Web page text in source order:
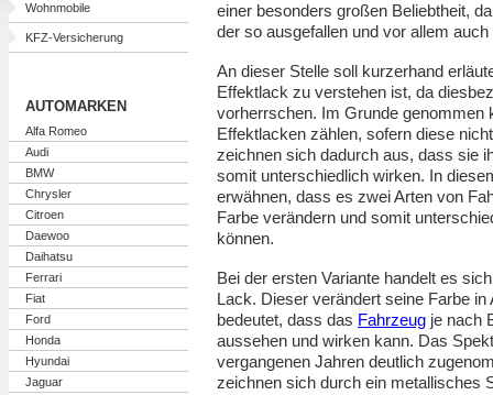
Wohnmobile
KFZ-Versicherung
AUTOMARKEN
Alfa Romeo
Audi
BMW
Chrysler
Citroen
Daewoo
Daihatsu
Ferrari
Fiat
Ford
Honda
Hyundai
Jaguar
einer besonders großen Beliebtheit,
der so ausgefallen und vor allem auch
An dieser Stelle soll kurzerhand
Effektlack zu verstehen ist, da
vorherrschen. Im Grunde genommen
Effektlacken zählen, sofern diese
zeichnen sich dadurch aus, dass sie
somit unterschiedlich wirken. In
erwähnen, dass es zwei Arten von
Farbe verändern und somit
können.
Bei der ersten Variante handelt es
Lack. Dieser verändert seine Farbe
bedeutet, dass das Fahrzeug je nach
aussehen und wirken kann. Das
vergangenen Jahren deutlich
zeichnen sich durch ein metallisches